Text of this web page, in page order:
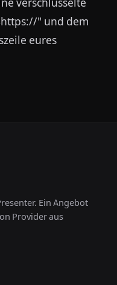
" und dem
eures
Ein Angebot
Provider aus